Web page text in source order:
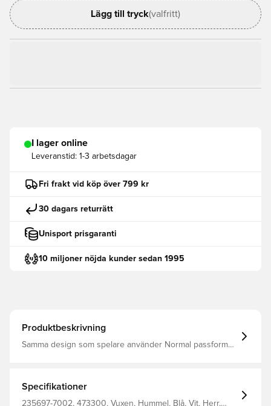
Lägg till tryck(valfritt)
I lager online
Leveranstid: 1-3 arbetsdagar
Fri frakt vid köp över 799 kr
30 dagars returrätt
Unisport prisgaranti
10 miljoner nöjda kunder sedan 1995
Produktbeskrivning
Samma design som spelare använder Normal passform
Specifikationer
235697-7002, 473300, Vuxen, Hummel, Blå, Vit, Herr,